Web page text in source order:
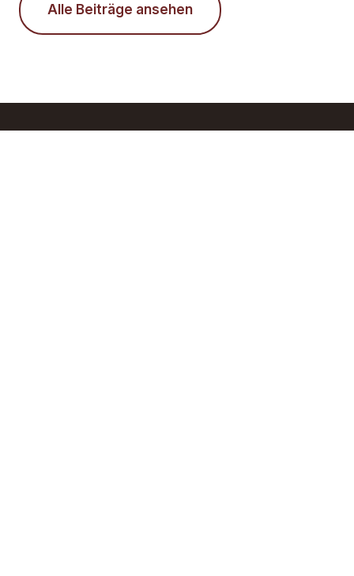
Alle Beiträge ansehen